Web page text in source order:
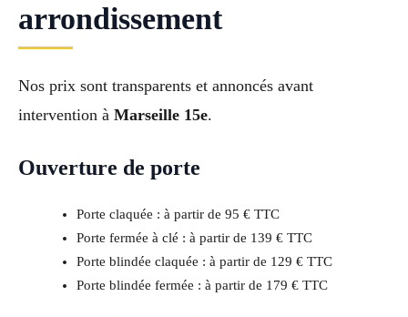
arrondissement
Nos prix sont transparents et annoncés avant
intervention à Marseille 15e.
Ouverture de porte
Porte claquée : à partir de 95 € TTC
Porte fermée à clé : à partir de 139 € TTC
Porte blindée claquée : à partir de 129 € TTC
Porte blindée fermée : à partir de 179 € TTC